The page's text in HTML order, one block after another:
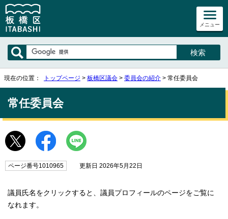
メニュー
現在の位置： トップページ > 板橋区議会 > 委員会の紹介 > 常任委員会
常任委員会
ページ番号1010965 更新日 2026年5月22日
議員氏名をクリックすると、議員プロフィールのページをご覧に
なれます。